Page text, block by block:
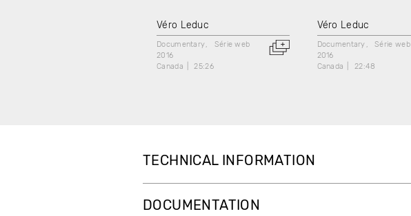
Véro Leduc
Documentary
Série web
2016
Canada
25:26
Véro Leduc
Documentary
Série web
2016
Canada
22:48
TECHNICAL INFORMATION
DOCUMENTATION